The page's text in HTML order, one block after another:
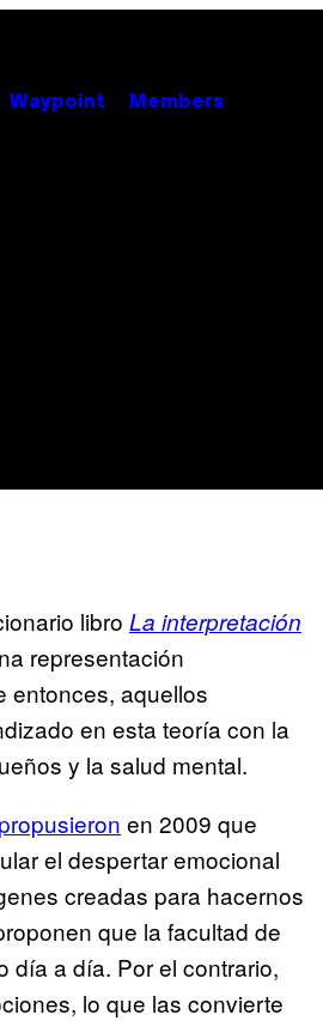
Waypoint Members
libro La interpretación
representación
entonces, aquellos
en esta teoría con la
y la salud mental.
propusieron en 2009 que
el despertar emocional
creadas para hacernos
que la facultad de
día a día. Por el contrario,
lo que las convierte